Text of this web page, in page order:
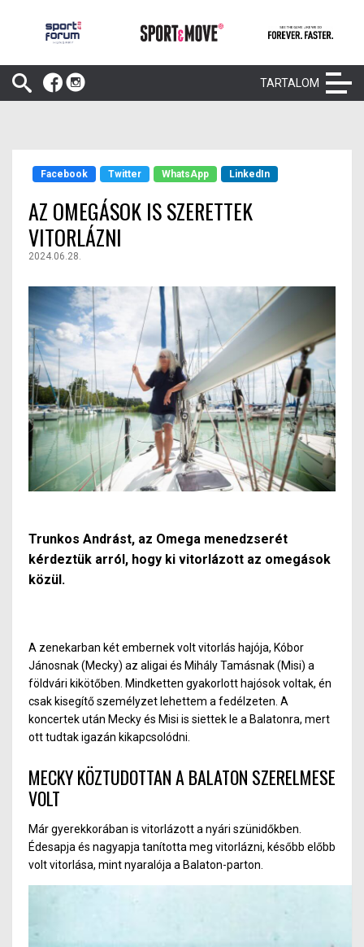
TARTALOM
Facebook Twitter WhatsApp LinkedIn
AZ OMEGÁSOK IS SZERETTEK
VITORLÁZNI
2024.06.28.
Trunkos Andrást, az Omega menedzserét
kérdeztük arról, hogy ki vitorlázott az omegások
közül.
A zenekarban két embernek volt vitorlás hajója, Kóbor
Jánosnak (Mecky) az aligai és Mihály Tamásnak (Misi) a
földvári kikötőben. Mindketten gyakorlott hajósok voltak, én
csak kisegítő személyzet lehettem a fedélzeten. A
koncertek után Mecky és Misi is siettek le a Balatonra, mert
ott tudtak igazán kikapcsolódni.
MECKY KÖZTUDOTTAN A BALATON SZERELMESE
VOLT
Már gyerekkorában is vitorlázott a nyári szünidőkben.
Édesapja és nagyapja tanította meg vitorlázni, később előbb
volt vitorlása, mint nyaralója a Balaton-parton.